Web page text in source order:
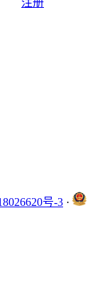
注册
号-3 ·